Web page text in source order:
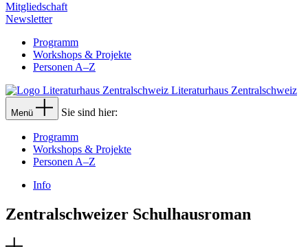
Mitgliedschaft
Newsletter
Programm
Workshops & Projekte
Personen A–Z
Literaturhaus Zentralschweiz
Menü Sie sind hier:
Programm
Workshops & Projekte
Personen A–Z
Info
Zentralschweizer Schulhausroman